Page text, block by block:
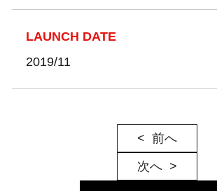
LAUNCH DATE
2019/11
前へ
次へ